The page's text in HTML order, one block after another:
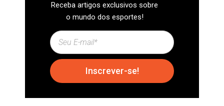
Receba artigos exclusivos sobre
o mundo dos esportes!
Inscrever-se!